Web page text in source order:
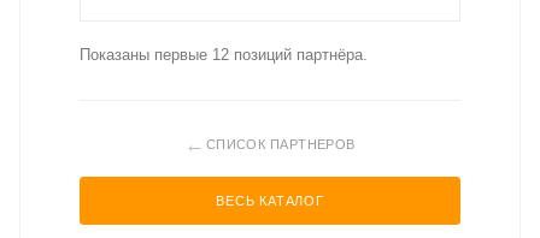
Показаны первые 12 позиций партнёра.
← СПИСОК ПАРТНЕРОВ
ВЕСЬ КАТАЛОГ